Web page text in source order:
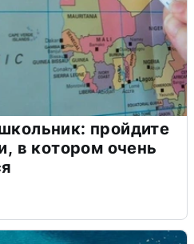
пройдите
в котором очень